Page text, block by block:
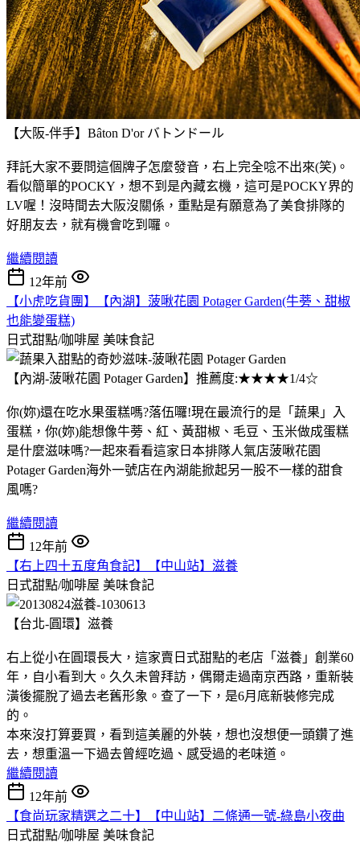
【大阪-伴手】Bâton D'or バトンドール
拜託大家不要問這個牌子怎麼發音，右上完全唸不出來(笑)。
看似簡單的POCKY，想不到是內藏玄機，這可是POCKY界的
LV喔！沒時間去大阪沒關係，重點是有願意為了美食排隊的
好朋友去，就有機會吃到囉。
繼續閱讀
12年前
【小虎吃貨團】【內湖】菠啾花園 Potager Garden(牛蒡、甜椒
也能變蛋糕)
日式甜點/咖啡屋 美味食記
【內湖-菠啾花園 Potager Garden】推薦度:★★★★1/4☆
你(妳)還在吃水果蛋糕嗎?落伍囉!現在最流行的是「蔬果」入
蛋糕，你(妳)能想像牛蒡、紅、黃甜椒、毛豆、玉米做成蛋糕
是什麼滋味嗎?一起來看看這家日本排隊人氣店菠啾花園
Potager Garden海外一號店在內湖能掀起另一股不一樣的甜食
風嗎?
繼續閱讀
12年前
【右上四十五度角食記】【中山站】滋養
日式甜點/咖啡屋 美味食記
【台北-圓環】滋養
右上從小在圓環長大，這家賣日式甜點的老店「滋養」創業60
年，自小看到大。久久未曾拜訪，偶爾走過南京西路，重新裝
潢後擺脫了過去老舊形象。查了一下，是6月底新裝修完成
的。
本來沒打算要買，看到這美麗的外裝，想也沒想便一頭鑽了進
去，想重溫一下過去曾經吃過、感受過的老味道。
繼續閱讀
12年前
【食尚玩家精選之二十】【中山站】二條通一號-綠島小夜曲
日式甜點/咖啡屋 美味食記